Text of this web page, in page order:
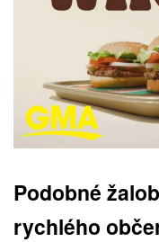
Podobné
rychlého